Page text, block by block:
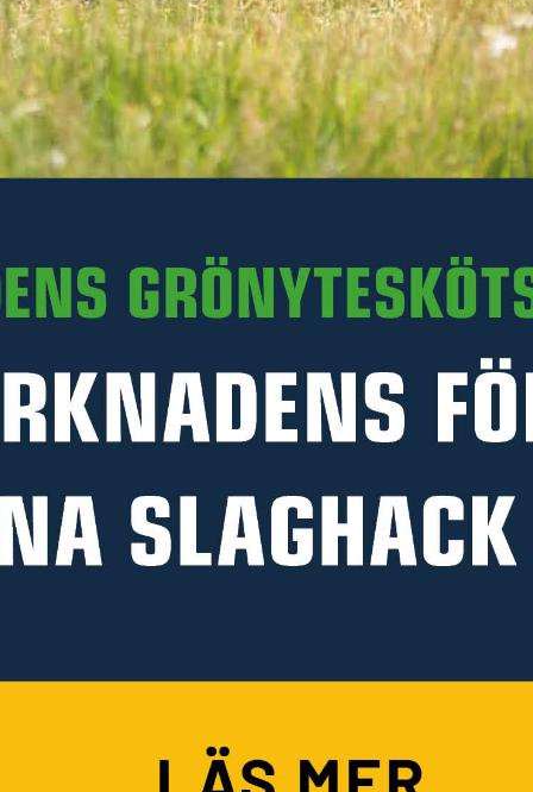
I lager
- +
Art. nr 30-54921250
PRODUKTINFORMATION